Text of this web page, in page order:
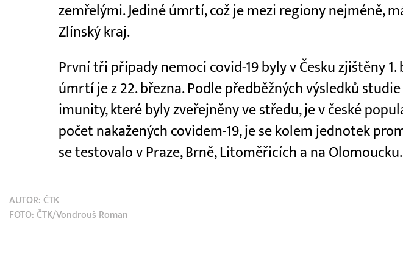
zemřelými. Jediné úmrtí, což je mezi regiony nejméně,
Zlínský kraj.
První tři případy nemoci covid-19 byly v Česku zjištěny 1.
úmrtí je z 22. března. Podle předběžných výsledků
imunity, které byly zveřejněny ve středu, je v české
počet nakažených covidem-19, je se kolem jednotek
se testovalo v Praze, Brně, Litoměřicích a na Olomoucku.
AUTOR: ČTK
FOTO: ČTK/Vondrouš Roman